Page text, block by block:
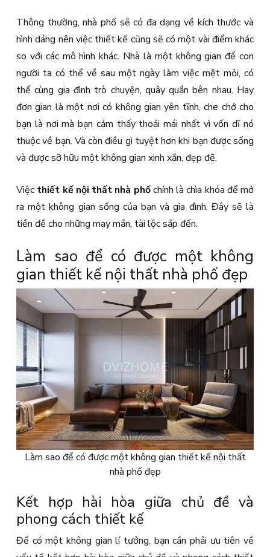
Thông thường, nhà phố sẽ có đa dạng về kích thước và
hình dáng nên việc thiết kế cũng sẽ có một vài điểm khác
so với các mô hình khác. Nhà là một không gian để con
người ta có thể về sau một ngày làm việc mệt mỏi, có
thể cùng gia đình trò chuyện, quây quần bên nhau. Hay
đơn gian là một nơi có không gian yên tĩnh, che chở cho
bạn là nơi mà bạn cảm thấy thoải mái nhất vì vốn dĩ nó
thuộc về bạn. Và còn điều gì tuyệt hơn khi bạn được sống
và được sỡ hữu một không gian xinh xắn, đẹp đẽ.
Việc thiết kế nội thất nhà phốchính là chìa khóa để mở
ra một không gian sống của bạn và gia đình. Đây sẽ là
tiền đề cho những may mắn, tài lộc sắp đến.
Làm sao để có được một không
gian thiết kế nội thất nhà phố đẹp
Làm sao để có được một không gian thiết kế nội thất
nhà phố đẹp
Kết hợp hài hòa giữa chủ đề và
phong cách thiết kế
Để có một không gian lí tưởng, bạn cần phải ưu tiên về